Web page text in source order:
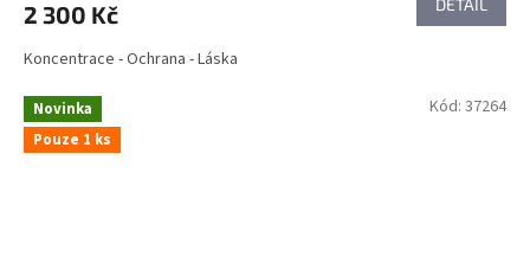
2 300 Kč DETAIL
Koncentrace - Ochrana - Láska
Novinka
Pouze 1 ks
Kód: 37264